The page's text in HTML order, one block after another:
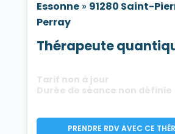
Essonne» 91280 Saint-
Perray
Thérapeute
Tarif non à jour
Durée de séance non définie
PRENDRE RDV AVEC CE